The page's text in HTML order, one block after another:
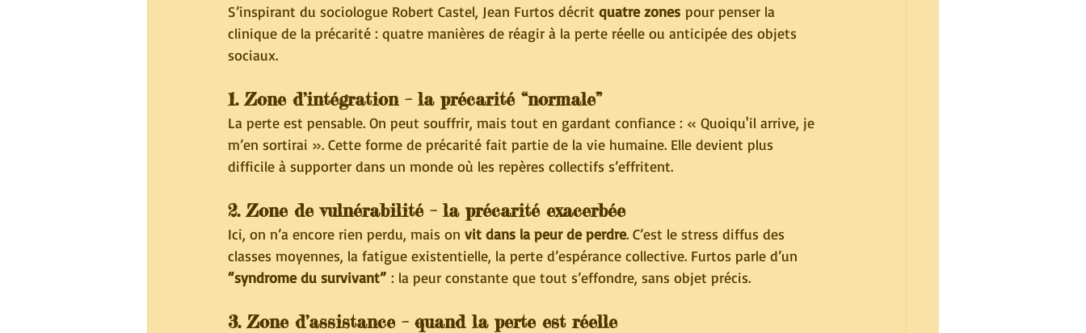
S’inspirant du sociologue Robert Castel, Jean Furtos décrit quatre zones pour penser la
clinique de la précarité : quatre manières de réagir à la perte réelle ou anticipée des objets
sociaux.
1. Zone d’intégration – la précarité “normale”
La perte est pensable. On peut souffrir, mais tout en gardant confiance : « Quoiqu'il arrive, je
m’en sortirai ». Cette forme de précarité fait partie de la vie humaine. Elle devient plus
difficile à supporter dans un monde où les repères collectifs s’effritent.
2. Zone de vulnérabilité – la précarité exacerbée
Ici, on n’a encore rien perdu, mais on vit dans la peur de perdre. C’est le stress diffus des
classes moyennes, la fatigue existentielle, la perte d’espérance collective. Furtos parle d’un
“syndrome du survivant” : la peur constante que tout s’effondre, sans objet précis.
3. Zone d’assistance – quand la perte est réelle